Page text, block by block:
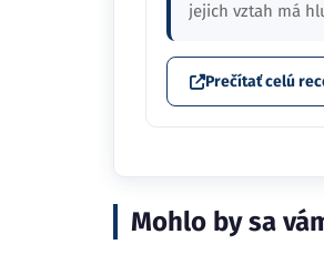
jejich vztah má
Prečítať celú
Mohlo by sa